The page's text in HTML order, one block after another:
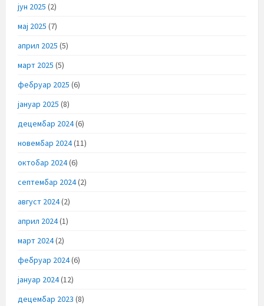
јун 2025 (2)
мај 2025 (7)
април 2025 (5)
март 2025 (5)
фебруар 2025 (6)
јануар 2025 (8)
децембар 2024(6)
новембар 2024(11)
октобар 2024(6)
септембар 2024(2)
август 2024(2)
април 2024(1)
март 2024(2)
фебруар 2024(6)
јануар 2024(12)
децембар 2023 (8)